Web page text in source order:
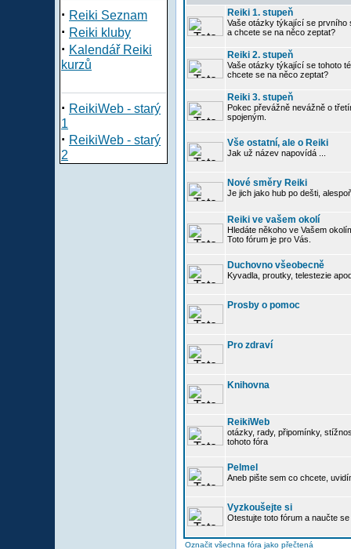
· Reiki Seznam
· Reiki kluby
· Kalendář Reiki
kurzů
· ReikiWeb - starý
1
· ReikiWeb - starý
2
Reiki 1. stupeň
Vaše otázky týkající se prvního
a chcete se na něco zeptat?
Reiki 2. stupeň
Vaše otázky týkající se tohoto
chcete se na něco zeptat?
Reiki 3. stupeň
Pokec převážně nevážně o
spojeným.
Vše ostatní, ale o Reiki
Jak už název napovídá ...
Nové směry Reiki
Je jich jako hub po dešti,
Reiki ve vašem okolí
Hledáte někoho ve Vašem
Toto fórum je pro Vás.
Duchovno všeobecně
Kyvadla, proutky, telestezie
Prosby o pomoc
Pro zdraví
Knihovna
ReikiWeb
otázky, rady, připomínky,
tohoto fóra
Pelmel
Aneb pište sem co chcete,
Vyzkoušejte si
Otestujte toto fórum a naučte
Označit všechna fóra jako přečtená